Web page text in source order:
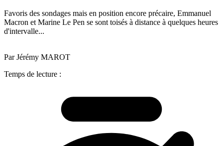
Favoris des sondages mais en position encore précaire, Emmanuel
Macron et Marine Le Pen se sont toisés à distance à quelques heures
d'intervalle...
Par Jérémy MAROT
Temps de lecture :